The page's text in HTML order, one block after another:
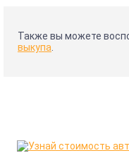
Также вы можете
выкупа.